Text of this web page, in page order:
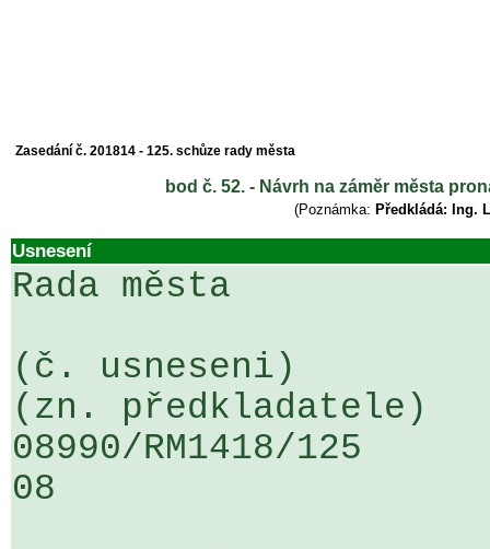
Zasedání č. 201814 - 125. schůze rady města
bod č. 52. - Návrh na záměr města
(Poznámka: Předkládá: Ing.
Usnesení
Rada města
(č. usneseni)
(zn. předkladatele)
08990/RM1418/
08